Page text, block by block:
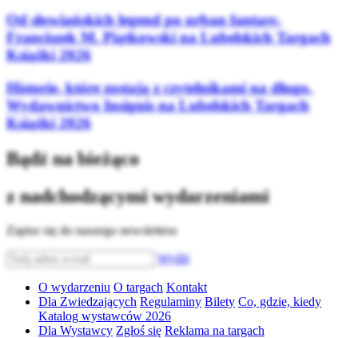
Od słowiańskich legend po urban fantasy.
Franciszek M. Piątkowski na Lubelskich Targach
Książki 2026
Historie, które zostają z czytelnikami na długo.
Wydawnictwo Insignis na Lubelskich Targach
Książki 2026
Bądź na bieżąco
z nadchodzącymi wydarzeniami
Zapisz się do naszego newslettera
Wyślij
O wydarzeniu O targach Kontakt
Dla Zwiedzających Regulaminy Bilety Co, gdzie, kiedy
Katalog wystawców 2026
Dla Wystawcy Zgłoś się Reklama na targach